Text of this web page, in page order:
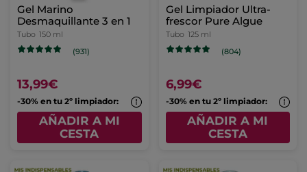
Gel Marino
Desmaquillante 3 en 1
Tubo 150 ml
(931)
13,99€
-30% en tu 2º limpiador:
AÑADIR A MI
CESTA
Gel Limpiador Ultra-
frescor Pure Algue
Tubo 125 ml
(804)
6,99€
-30% en tu 2º limpiador:
AÑADIR A MI
CESTA